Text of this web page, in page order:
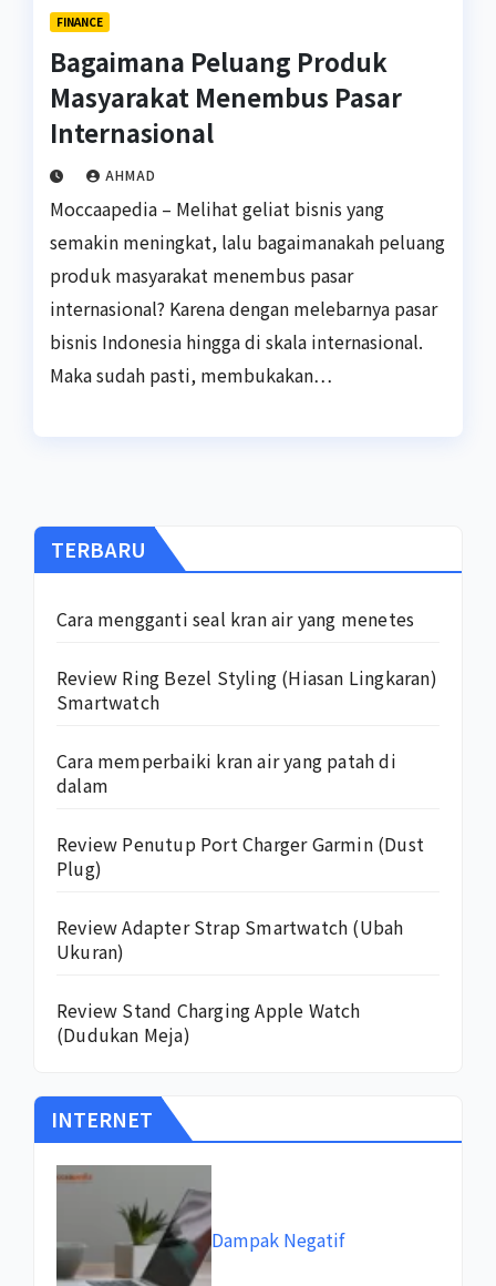
FINANCE
Bagaimana Peluang Produk
Masyarakat Menembus Pasar
Internasional
AHMAD
Moccaapedia – Melihat geliat bisnis yang
semakin meningkat, lalu bagaimanakah peluang
produk masyarakat menembus pasar
internasional? Karena dengan melebarnya pasar
bisnis Indonesia hingga di skala internasional.
Maka sudah pasti, membukakan…
TERBARU
Cara mengganti seal kran air yang menetes
Review Ring Bezel Styling (Hiasan Lingkaran)
Smartwatch
Cara memperbaiki kran air yang patah di
dalam
Review Penutup Port Charger Garmin (Dust
Plug)
Review Adapter Strap Smartwatch (Ubah
Ukuran)
Review Stand Charging Apple Watch
(Dudukan Meja)
INTERNET
Dampak Negatif